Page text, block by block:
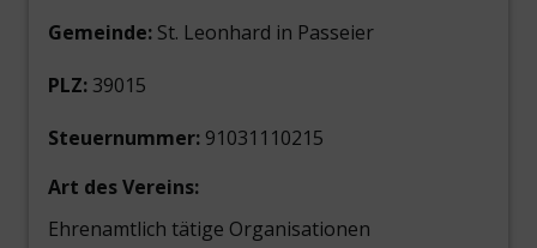
Gemeinde: St. Leonhard in Passeier
PLZ: 39015
Steuernummer: 91031110215
Art des Vereins:
Ehrenamtlich tätige Organisationen